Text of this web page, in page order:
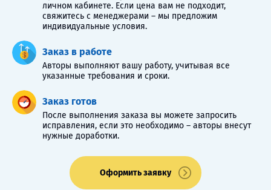
личном кабинете. Если цена вам не подходит,
свяжитесь с менеджерами – мы предложим
индивидуальные условия.
Заказ в работе
Авторы выполняют вашу работу, учитывая все
указанные требования и сроки.
Заказ готов
После выполнения заказа вы можете запросить
исправления, если это необходимо – авторы внесут
нужные доработки.
Оформить заявку